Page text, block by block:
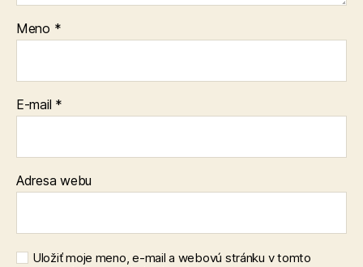
Meno *
E-mail *
Adresa webu
Uložiť moje meno, e-mail a webovú stránku v tomto